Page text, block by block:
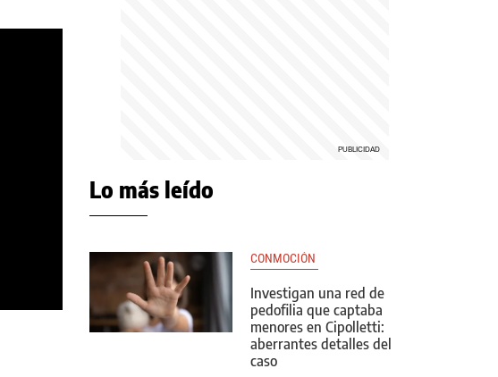
Lo más leído
CONMOCIÓN
Investigan una red de
pedofilia que captaba
menores en Cipolletti:
aberrantes detalles del
caso